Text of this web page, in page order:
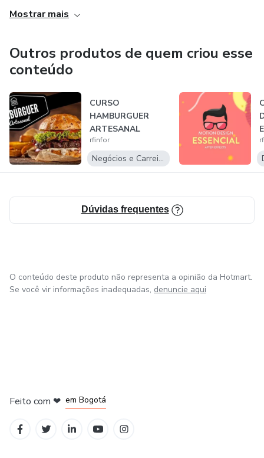
Mostrar mais
Outros produtos de quem criou esse
conteúdo
CURSO
HAMBURGUER
ARTESANAL
rfinfor
Negócios e Carreira
Dúvidas frequentes
O conteúdo deste produto não representa a opinião da Hotmart.
Se você vir informações inadequadas, denuncie aqui
Feito com ❤ em Bogotá